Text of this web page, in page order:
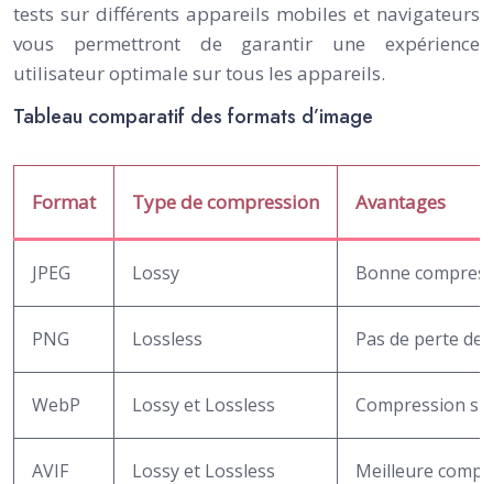
tests sur différents appareils mobiles et navigateurs
vous permettront de garantir une expérience
utilisateur optimale sur tous les appareils.
Tableau comparatif des formats d’image
Format Type de compression Avantages
JPEG Lossy Bonne
PNG Lossless Pas de perte
WebP Lossy et Lossless Compression
AVIF Lossy et Lossless Meilleure